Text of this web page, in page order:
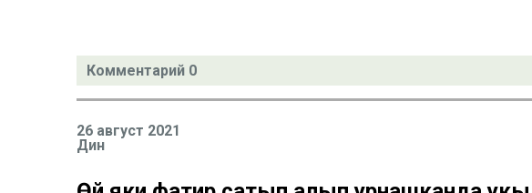
Комментарий 0
26 август 2021
Дин